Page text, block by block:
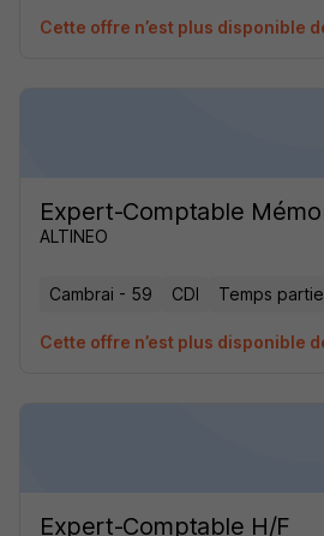
Cette offre n’est plus disponible
Expert-Comptable
ALTINEO
Cambrai - 59 CDI Temps
Cette offre n’est plus disponible
Expert-Comptable H/F